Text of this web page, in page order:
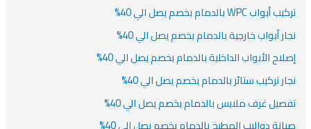
تركيب أبواب WPC بالدمام بخصم يصل الي 40%
نجار أبواب خارجية بالدمام بخصم يصل الي 40%
إصلاح الأبواب الداخلية بالدمام بخصم يصل الي 40%
نجار تركيب ستائر بالدمام بخصم يصل الي 40%
تفصيل غرف ملابس بالدمام بخصم يصل الي 40%